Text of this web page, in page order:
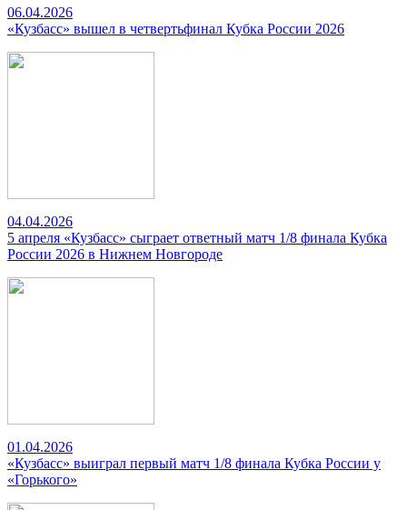
06.04.2026
«Кузбасс» вышел в четвертьфинал Кубка России 2026
04.04.2026
5 апреля «Кузбасс» сыграет ответный матч 1/8 финала Кубка
России 2026 в Нижнем Новгороде
01.04.2026
«Кузбасс» выиграл первый матч 1/8 финала Кубка России у
«Горького»